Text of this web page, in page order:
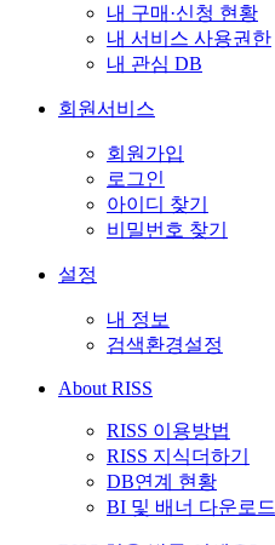
내 구매·신청 현황
내 서비스 사용권한
내 관심 DB
회원서비스
회원가입
로그인
아이디 찾기
비밀번호 찾기
설정
내 정보
검색환경설정
About RISS
RISS 이용방법
RISS 지식더하기
DB연계 현황
BI 및 배너 다운로드